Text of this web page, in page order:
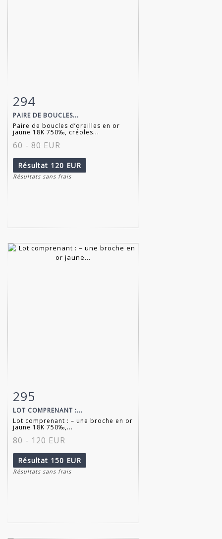
Fiche détaillée
294
PAIRE DE BOUCLES...
Paire de boucles d’oreilles en or
jaune 18K 750‰, créoles...
60 - 80 EUR
Résultat 120 EUR
Résultats sans frais
Fiche détaillée
295
LOT COMPRENANT :...
Lot comprenant : – une broche en or
jaune 18K 750‰,...
80 - 120 EUR
Résultat 150 EUR
Résultats sans frais